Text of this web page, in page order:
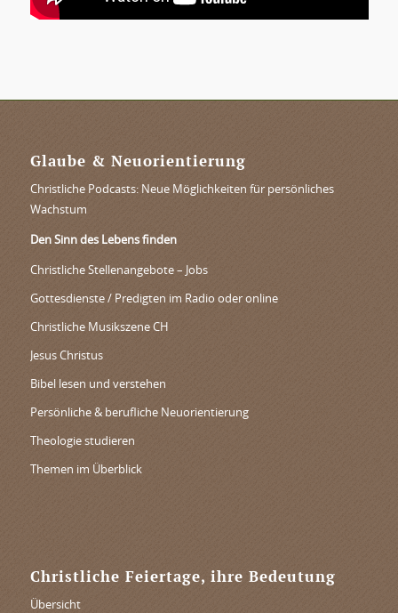
Glaube & Neuorientierung
Christliche Podcasts: Neue Möglichkeiten für persönliches
Wachstum
Den Sinn des Lebens finden
Christliche Stellenangebote – Jobs
Gottesdienste / Predigten im Radio oder online
Christliche Musikszene CH
Jesus Christus
Bibel lesen und verstehen
Persönliche & berufliche Neuorientierung
Theologie studieren
Themen im Überblick
Christliche Feiertage, ihre Bedeutung
Übersicht